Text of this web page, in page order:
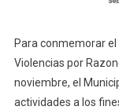
Para conmemorar el
Violencias por
noviembre, el
actividades a los